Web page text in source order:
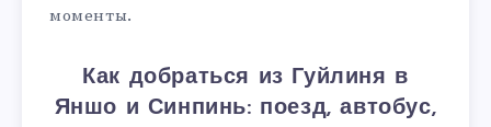
моменты.
Как добраться из Гуйлиня в
Яншо и Синпинь: поезд, автобус,